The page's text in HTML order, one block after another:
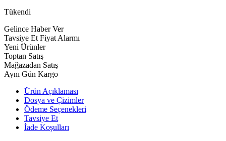
Tükendi
Gelince Haber Ver
Tavsiye Et Fiyat Alarmı
Yeni Ürünler
Toptan Satış
Mağazadan Satış
Aynı Gün Kargo
Ürün Açıklaması
Dosya ve Çizimler
Ödeme Seçenekleri
Tavsiye Et
İade Koşulları